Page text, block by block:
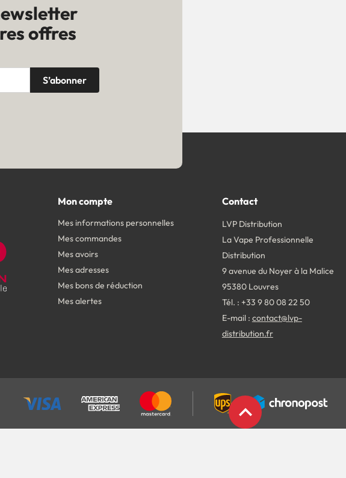
offres
expand_less
Mon compte
Mes informations personnelles
Mes commandes
Mes avoirs
Mes adresses
Mes bons de réduction
Mes alertes
Contact
LVP Distribution
La Vape Professionnelle
Distribution
9 avenue du Noyer à la Malice
95380 Louvres
Tél. : +33 9 80 08 22 50
E-mail : contact@lvp-
distribution.fr